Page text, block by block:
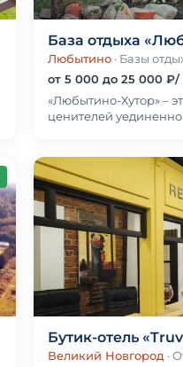
База отдыха
Любытино · Базы
от 5 000 до 25 000 ₽/
«Любытино-Хутор» –
ценителей
Бутик-отель
Великий Новгород ·